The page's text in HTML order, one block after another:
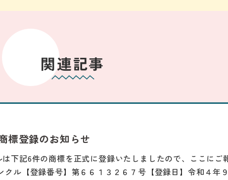
関連記事
標登録のお知らせ
下記6件の商標を正式に登録いたしましたので、ここにご
クル【登録番号】第６６１３２６７号【登録日】令和４年